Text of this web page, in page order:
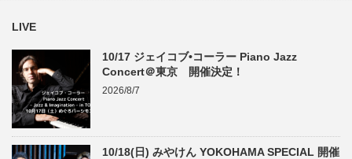
LIVE
10/17 ジェイコブ•コーラー Piano Jazz
Concert＠東京 開催決定！
2026/8/7
10/18(日) みやけん YOKOHAMA SPECIAL 開催